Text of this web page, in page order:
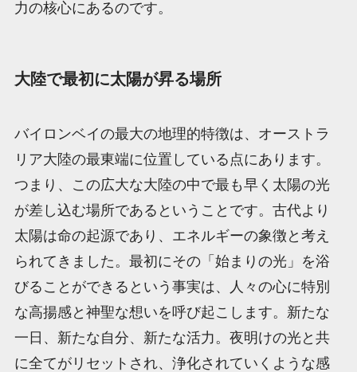
力の核心にあるのです。
大陸で最初に太陽が昇る場所
バイロンベイの最大の地理的特徴は、オーストラ
リア大陸の最東端に位置している点にあります。
つまり、この広大な大陸の中で最も早く太陽の光
が差し込む場所であるということです。古代より
太陽は命の起源であり、エネルギーの象徴と考え
られてきました。最初にその「始まりの光」を浴
びることができるという事実は、人々の心に特別
な高揚感と神聖な想いを呼び起こします。新たな
一日、新たな自分、新たな活力。夜明けの光と共
に全てがリセットされ、浄化されていくような感